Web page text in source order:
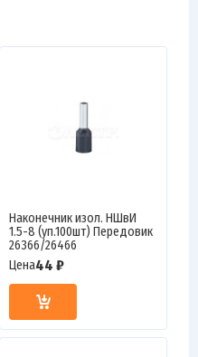
Наконечник изол. НШвИ
1.5-8 (уп.100шт) Передовик
26366/26466
Цена44 ₽